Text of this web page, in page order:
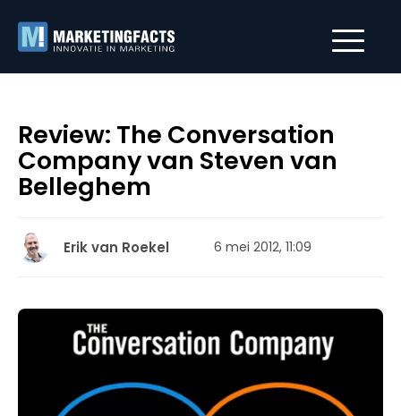
Review: The Conversation
Company van Steven van
Belleghem
Erik van Roekel 6 mei 2012, 11:09